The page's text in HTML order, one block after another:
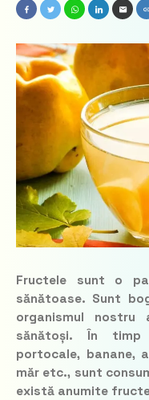
Fructele sunt o
sănătoase. Sunt
organismul nostru
sănătoși. În
portocale, banane,
măr etc., sunt
există anumite